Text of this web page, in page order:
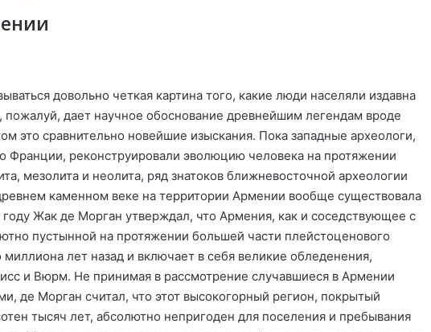
довольно четкая картина того, какие люди населяли издавна
пожалуй, дает научное обоснование древнейшим легендам вроде
это сравнительно новейшие изыскания. Пока западные археологи,
Франции, реконструировали эволюцию человека на протяжении
мезолита и неолита, ряд знатоков ближневосточной археологии
каменном веке на территории Армении вообще существовала
Жак де Морган утверждал, что Армения, как и соседствующее с
пустынной на протяжении большей части плейстоценового
лет назад и включает в себя великие обледенения,
и Вюрм. Не принимая в рассмотрение случавшиеся в Армении
де Морган считал, что этот высокогорный регион, покрытый
тысяч лет, абсолютно непригоден для поселения и пребывания